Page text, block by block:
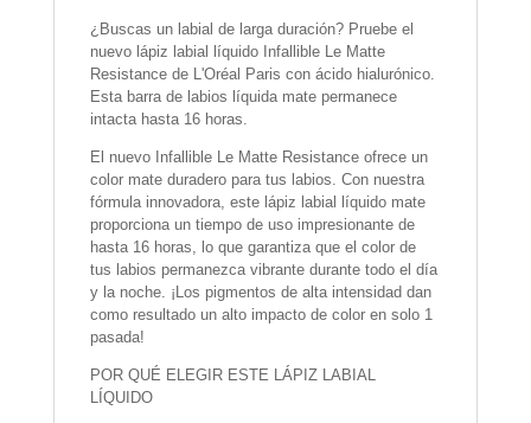
¿Buscas un labial de larga duración? Pruebe el
nuevo lápiz labial líquido Infallible Le Matte
Resistance de L'Oréal Paris con ácido hialurónico.
Esta barra de labios líquida mate permanece
intacta hasta 16 horas.
El nuevo Infallible Le Matte Resistance ofrece un
color mate duradero para tus labios. Con nuestra
fórmula innovadora, este lápiz labial líquido mate
proporciona un tiempo de uso impresionante de
hasta 16 horas, lo que garantiza que el color de
tus labios permanezca vibrante durante todo el día
y la noche. ¡Los pigmentos de alta intensidad dan
como resultado un alto impacto de color en solo 1
pasada!
POR QUÉ ELEGIR ESTE LÁPIZ LABIAL
LÍQUIDO